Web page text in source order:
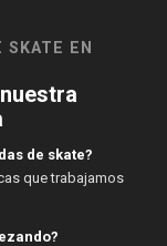
SKATE EN
de skate?
que trabajamos